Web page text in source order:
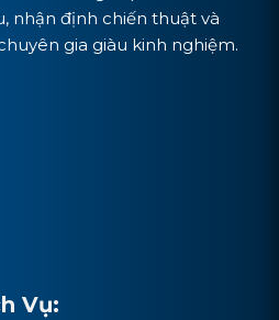
nhận định chiến thuật và
gia giàu kinh nghiệm.
Vụ: